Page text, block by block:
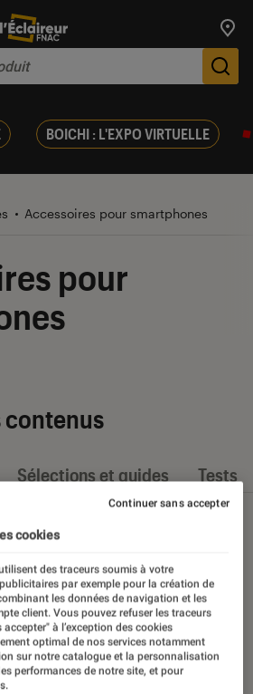
BOICHI : L'EXPO VIRTUELLE
Accessoires pour smartphones
pour
contenus
Sélections et guides Tests
cookies
des traceurs soumis à votre
par exemple pour la création de
les données de navigation et les
client. Vous pouvez refuser les traceurs
à l’exception des cookies
optimal de nos services notamment
sur notre catalogue et la personnalisation
performances de notre site, et pour
Continuer sans accepter